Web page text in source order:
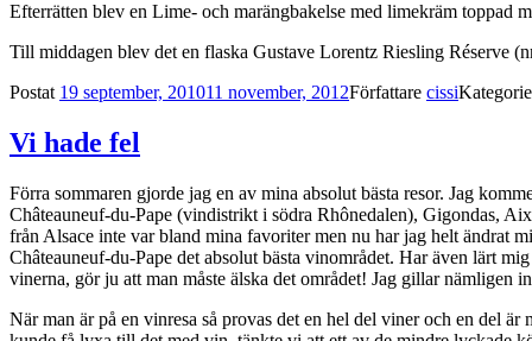
Efterrätten blev en Lime- och marängbakelse med limekräm toppad
Till middagen blev det en flaska Gustave Lorentz Riesling Réserve
Postat 19 september, 201011 november, 2012Författare cissi
Vi hade fel
Förra sommaren gjorde jag en av mina absolut bästa resor. Jag
Châteauneuf-du-Pape (vindistrikt i södra Rhônedalen), Gigondas,
från Alsace inte var bland mina favoriter men nu har jag helt ändrat
Châteauneuf-du-Pape det absolut bästa vinområdet. Har även lärt
vinerna, gör ju att man måste älska det området! Jag gillar nämligen
När man är på en vinresa så provas det en hel del viner och en del